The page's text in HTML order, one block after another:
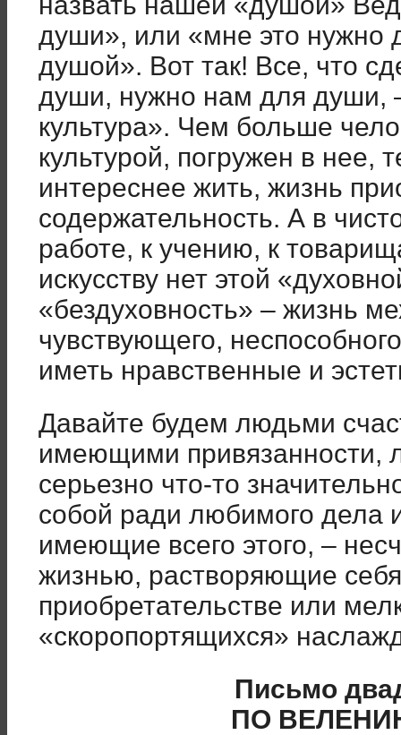
души», или «мне это нужно
душой». Вот так! Все, что
души, нужно нам для души,
культура». Чем больше
культурой, погружен в нее,
интереснее жить, жизнь
содержательность. А в
работе, к учению, к
искусству нет этой
«бездуховность» – жизнь
чувствующего,
иметь нравственные и
Давайте будем людьми
имеющими привязанности,
серьезно что-то
собой ради любимого
имеющие всего этого, –
жизнью, растворяющие
приобретательстве или
«скоропортящихся»
Письмо
ПО